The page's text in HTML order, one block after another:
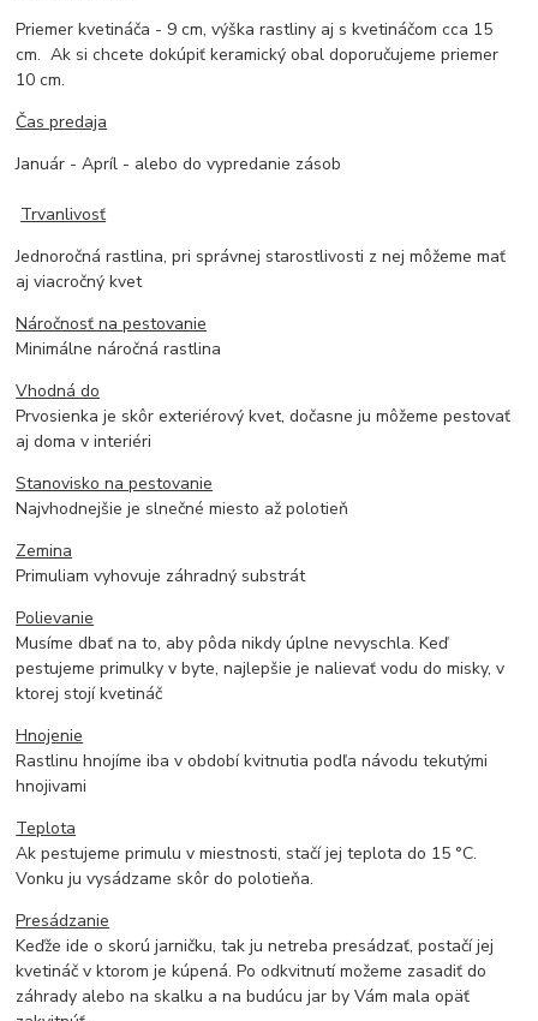
Priemer kvetináča - 9 cm, výška rastliny aj s kvetináčom cca 15
cm. Ak si chcete dokúpiť keramický obal doporučujeme priemer
10 cm.
Čas predaja
Január - Apríl - alebo do vypredanie zásob
Trvanlivosť
Jednoročná rastlina, pri správnej starostlivosti z nej môžeme mať
aj viacročný kvet
Náročnosť na pestovanie
Minimálne náročná rastlina
Vhodná do
Prvosienka je skôr exteriérový kvet, dočasne ju môžeme pestovať
aj doma v interiéri
Stanovisko na pestovanie
Najvhodnejšie je slnečné miesto až polotieň
Zemina
Primuliam vyhovuje záhradný substrát
Polievanie
Musíme dbať na to, aby pôda nikdy úplne nevyschla. Keď
pestujeme primulky v byte, najlepšie je nalievať vodu do misky, v
ktorej stojí kvetináč
Hnojenie
Rastlinu hnojíme iba v období kvitnutia podľa návodu tekutými
hnojivami
Teplota
Ak pestujeme primulu v miestnosti, stačí jej teplota do 15 °C.
Vonku ju vysádzame skôr do polotieňa.
Presádzanie
Keďže ide o skorú jarničku, tak ju netreba presádzať, postačí jej
kvetináč v ktorom je kúpená. Po odkvitnutí možeme zasadiť do
záhrady alebo na skalku a na budúcu jar by Vám mala opäť